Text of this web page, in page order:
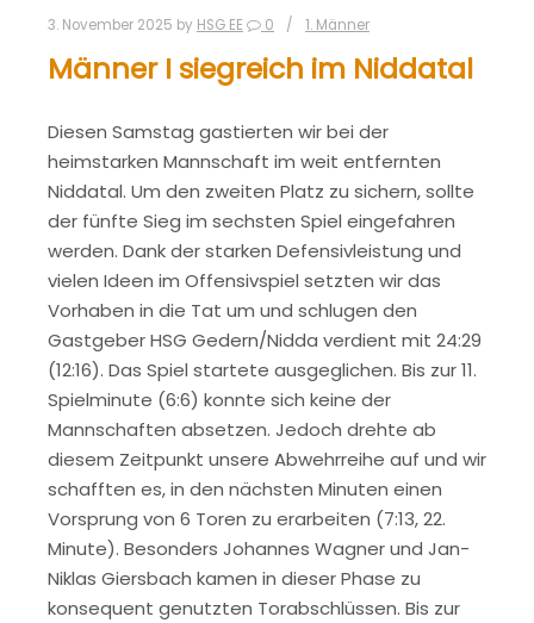
3. November 2025 by HSG EE 0 1. Männer
Männer I siegreich im Niddatal
Diesen Samstag gastierten wir bei der
heimstarken Mannschaft im weit entfernten
Niddatal. Um den zweiten Platz zu sichern, sollte
der fünfte Sieg im sechsten Spiel eingefahren
werden. Dank der starken Defensivleistung und
vielen Ideen im Offensivspiel setzten wir das
Vorhaben in die Tat um und schlugen den
Gastgeber HSG Gedern/Nidda verdient mit 24:29
(12:16). Das Spiel startete ausgeglichen. Bis zur 11.
Spielminute (6:6) konnte sich keine der
Mannschaften absetzen. Jedoch drehte ab
diesem Zeitpunkt unsere Abwehrreihe auf und wir
schafften es, in den nächsten Minuten einen
Vorsprung von 6 Toren zu erarbeiten (7:13, 22.
Minute). Besonders Johannes Wagner und Jan-
Niklas Giersbach kamen in dieser Phase zu
konsequent genutzten Torabschlüssen. Bis zur